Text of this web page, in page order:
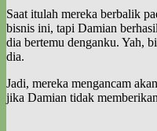
Saat itulah mereka berbalik
bisnis ini, tapi Damian
dia bertemu denganku. Yah,
dia.
Jadi, mereka mengancam
jika Damian tidak